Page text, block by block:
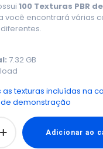
100 Texturas PBR
você encontrará várias
7.32 GB
as texturas incluídas na
demonstração
Adicionar ao